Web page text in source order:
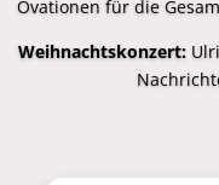
Ovationen für die
Weihnachtskonzert: